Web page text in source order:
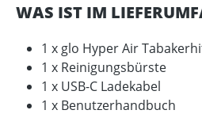
WAS IST IM
1 x glo Hyper Air
1 x Reinigungsbürste
1 x USB-C Ladekabel
1 x Benutzerhandbuch